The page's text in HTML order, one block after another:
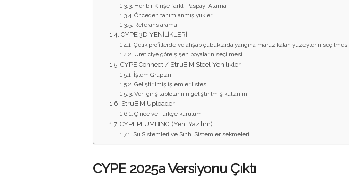
A
R
Her bir Kirişe farklı Paspayı Atama
Önceden tanımlanmış yükler
Referans arama
CYPE 3D YENİLİKLERİ
Çelik profillerde ve ahşap çubuklarda yangına maruz kalan yüzeylerin seçilmesi
Üreticiye göre şişen boyaların seçilmesi
CYPE Connect / StruBIM Steel Yenilikler
İşlem Grupları
Geliştirilmiş işlemler listesi
Veri giriş tablolarının geliştirilmiş kullanımı
StruBIM Uploader
Çince ve Türkçe kurulum
CYPEPLUMBING (Yeni Yazılım)
Su Sistemleri ve Sıhhi Sistemler sekmeleri
CYPE 2025a Versiyonu Çıktı